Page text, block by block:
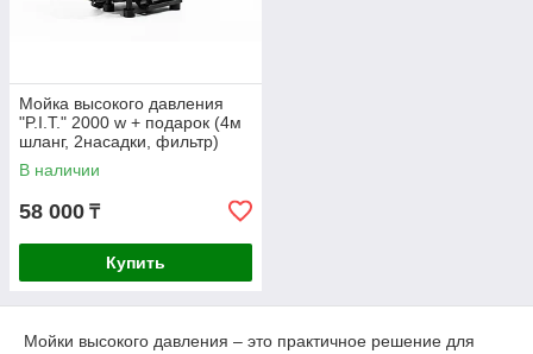
Мойка высокого давления
"P.I.T." 2000 w + подарок (4м
шланг, 2насадки, фильтр)
В наличии
58 000 ₸
Купить
Мойки высокого давления – это практичное решение для